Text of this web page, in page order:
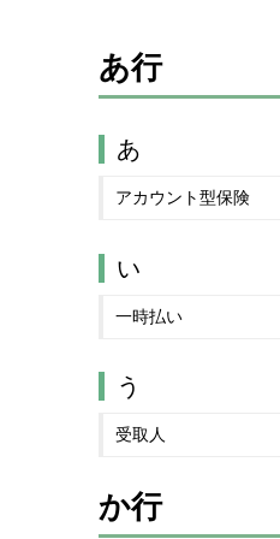
あ行
あ
アカウント型保険
い
一時払い
う
受取人
か行